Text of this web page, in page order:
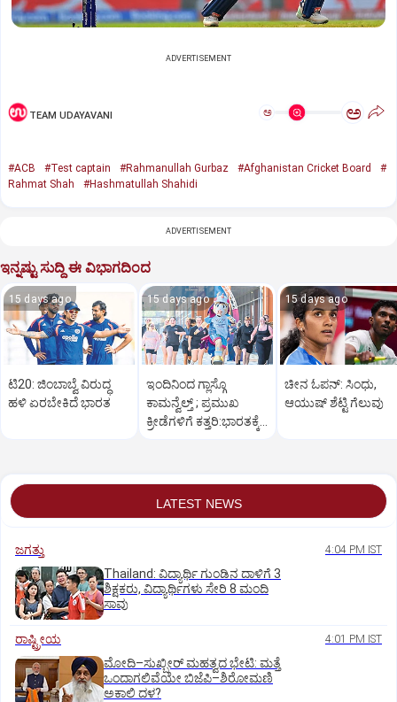
ADVERTISEMENT
TEAM UDAYAVANI ಅ ಅ
#ACB #Test captain #Rahmanullah Gurbaz #Afghanistan Cricket Board
#
Rahmat Shah
#Hashmatullah Shahidi
ADVERTISEMENT
ಇನ್ನಷ್ಟು ಸುದ್ದಿ ಈ ವಿಭಾಗದಿಂದ
15 days ago
ಟಿ20: ಜಿಂಬಾಬ್ವೆ ವಿರುದ್ಧ
ಹಳಿ ಏರಬೇಕಿದೆ ಭಾರತ
15 days ago
ಇಂದಿನಿಂದ ಗ್ಲಾಸ್ಗೊ
ಕಾಮನ್ವೆಲ್ತ್‌ ; ಪ್ರಮುಖ
ಕ್ರೀಡೆಗಳಿಗೆ ಕತ್ತರಿ:ಭಾರತಕ್ಕೆ
15 days ago
ಚೀನ ಓಪನ್‌: ಸಿಂಧು,
ಆಯುಷ್‌ ಶೆಟ್ಟಿ ಗೆಲುವು
LATEST NEWS
ಜಗತ್ತು 4:04 PM IST
Thailand: ವಿದ್ಯಾರ್ಥಿ ಗುಂಡಿನ ದಾಳಿಗೆ 3
ಶಿಕ್ಷಕರು, ವಿದ್ಯಾರ್ಥಿಗಳು ಸೇರಿ 8 ಮಂದಿ
ಸಾವು
ರಾಷ್ಟ್ರೀಯ 4:01 PM IST
ಮೋದಿ–ಸುಖ್ಬೀರ್ ಮಹತ್ವದ ಭೇಟಿ: ಮತ್ತೆ
ಒಂದಾಗಲಿವೆಯೇ ಬಿಜೆಪಿ–ಶಿರೋಮಣಿ
ಅಕಾಲಿ ದಳ?